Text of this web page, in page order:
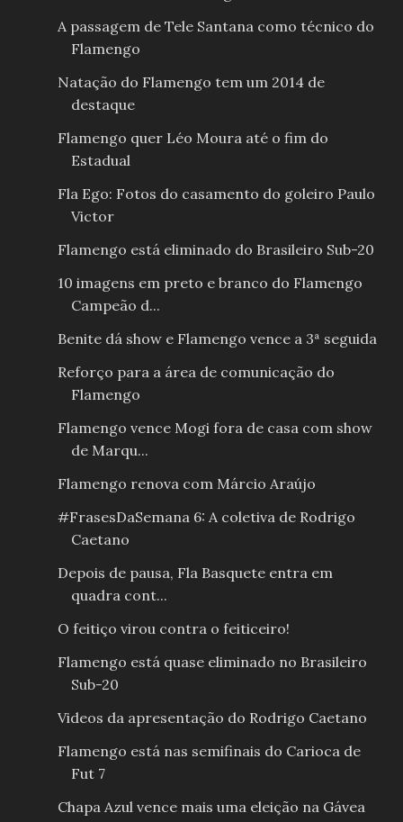
A passagem de Tele Santana como técnico do
Flamengo
Natação do Flamengo tem um 2014 de
destaque
Flamengo quer Léo Moura até o fim do
Estadual
Fla Ego: Fotos do casamento do goleiro Paulo
Victor
Flamengo está eliminado do Brasileiro Sub-20
10 imagens em preto e branco do Flamengo
Campeão d...
Benite dá show e Flamengo vence a 3ª seguida
Reforço para a área de comunicação do
Flamengo
Flamengo vence Mogi fora de casa com show
de Marqu...
Flamengo renova com Márcio Araújo
#FrasesDaSemana 6: A coletiva de Rodrigo
Caetano
Depois de pausa, Fla Basquete entra em
quadra cont...
O feitiço virou contra o feiticeiro!
Flamengo está quase eliminado no Brasileiro
Sub-20
Videos da apresentação do Rodrigo Caetano
Flamengo está nas semifinais do Carioca de
Fut 7
Chapa Azul vence mais uma eleição na Gávea